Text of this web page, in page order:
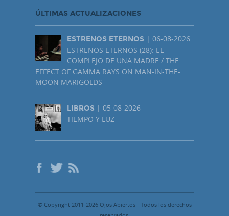
ÚLTIMAS ACTUALIZACIONES
ESTRENOS ETERNOS | 06-08-2026
ESTRENOS ETERNOS (28): EL
COMPLEJO DE UNA MADRE / THE
EFFECT OF GAMMA RAYS ON MAN-IN-THE-
MOON MARIGOLDS
LIBROS | 05-08-2026
TIEMPO Y LUZ
© Copyright 2011-2026 Ojos Abiertos - Todos los derechos